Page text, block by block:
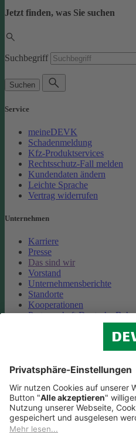
Jetzt finden, was Sie suchen
Suchbegriff
Suchen
Service
meineDEVK
Schadenmeldung
Kfz-Produktservices
Rechtsschutz-Fall melden
Kundendaten ändern
Leichte Sprache
Vertrag widerrufen
Unternehmen
Karriere
Presse
Das sind wir
Vorstand
Unternehmensberichte
Standorte
Kooperationen
Partnerschaft Deutsche Bahn
Cookie-Einstellungen
Datenschutz